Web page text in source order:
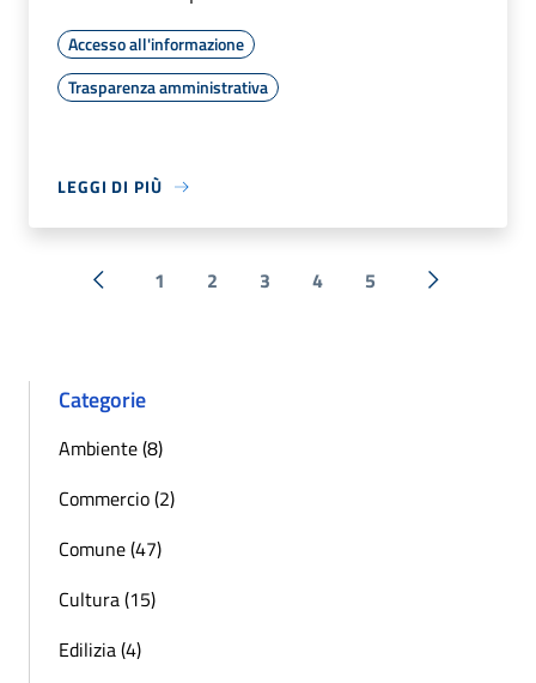
Accesso all'informazione
Trasparenza amministrativa
LEGGI DI PIÙ
« Precedente
1 2 3 4 5 Successiva
Categorie
Ambiente (8)
Commercio (2)
Comune (47)
Cultura (15)
Edilizia (4)